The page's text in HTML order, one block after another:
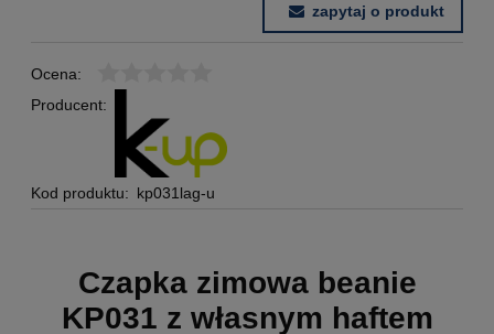
zapytaj o produkt
Ocena:
Producent:
Kod produktu: kp031lag-u
Czapka zimowa beanie
KP031 z własnym haftem